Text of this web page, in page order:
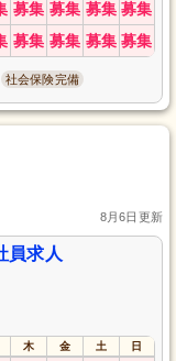
募集 募集 募集 募集
募集 募集 募集 募集
社会保険完備
8月6日更新
員求人
木 金 土 日